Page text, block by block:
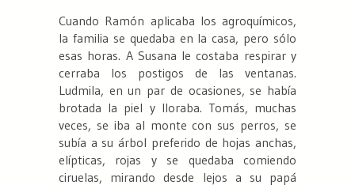
Cuando Ramón aplicaba los agroquímicos,
la familia se quedaba en la casa, pero sólo
esas horas. A Susana le costaba respirar y
cerraba los postigos de las ventanas.
Ludmila, en un par de ocasiones, se había
brotada la piel y lloraba. Tomás, muchas
veces, se iba al monte con sus perros, se
subía a su árbol preferido de hojas anchas,
elípticas, rojas y se quedaba comiendo
ciruelas, mirando desde lejos a su papá